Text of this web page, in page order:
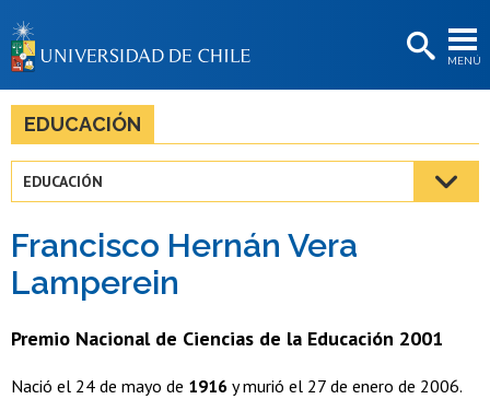
MENÚ
BIBLIOTECAS
Estudiantes
Académicas/os
Egresadas/os
EDUCACIÓN
EDUCACIÓN
Francisco Hernán Vera
Lamperein
Premio Nacional de Ciencias de la Educación 2001
Nació el 24 de mayo de 1916 y murió el 27 de enero de 2006.